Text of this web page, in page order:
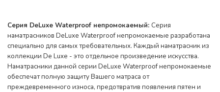
Серия DeLuxe Waterproof непромокаемый: Серия
наматрасников DeLuxe Waterproof непромокаемые разработана
специально для самых требовательных. Каждый наматрасник из
коллекции De Luxe - это отдельное произведение искусства.
Наматрасники данной серии DeLuxe Waterproof непромокаемые
обеспечат полную защиту Вашего матраса от
преждевременного износа, предотвратив появления пятен и